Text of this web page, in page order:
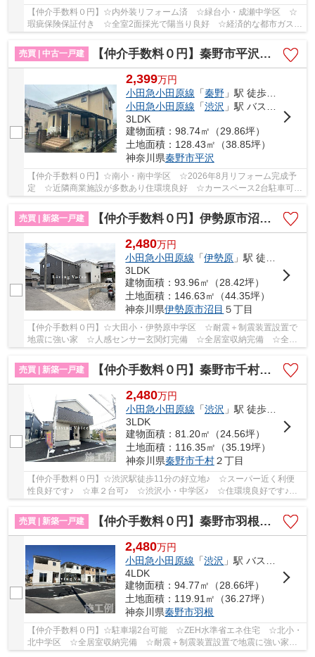
【仲介手数料０円】☆内外装リフォーム済 ☆緑台小・成瀬中学区 ☆
瑕疵保険保証付き ☆全室2面採光で陽当り良好 ☆経済的な都市ガス設
備 ☆平坦地で暮らしやすい住環境 ☆収納豊富な間...
売買 | 中古一戸建
【仲介手数料０円】秦野市平沢 中古一戸建て
2,399万円
小田急小田原線 「秦野」駅 徒歩26分
小田急小田原線 「渋沢 」駅 バス10分 「保健福祉センター前（秦野市）」 停歩5分
3LDK
建物面積：98.74㎡（29.86坪）
土地面積：128.43㎡（38.85坪）
神奈川県秦野市平沢
【仲介手数料０円】☆南小・南中学区 ☆2026年8月リフォーム完成予
定 ☆近隣商業施設が多数あり住環境良好 ☆カースペース2台駐車可能
売買 | 新築一戸建
【仲介手数料０円】伊勢原市沼目第26 新築一戸建て 全2棟
2,480万円
小田急小田原線 「伊勢原 」駅 徒歩25分
3LDK
建物面積：93.96㎡（28.42坪）
土地面積：146.63㎡（44.35坪）
神奈川県伊勢原市沼目 ５丁目
【仲介手数料０円】☆大田小・伊勢原中学区 ☆耐震＋制震装置設置で
地震に強い家 ☆人感センサー玄関灯完備 ☆全居室収納完備 ☆全棟
売買 | 新築一戸建
【仲介手数料０円】秦野市千村第13 新築一戸建て 全3棟
2,480万円
小田急小田原線 「渋沢 」駅 徒歩11分
3LDK
建物面積：81.20㎡（24.56坪）
土地面積：116.35㎡（35.19坪）
神奈川県秦野市千村２丁目
【仲介手数料０円】☆渋沢駅徒歩11分の好立地♪ ☆スーパー近く利便
性良好です♪ ☆車２台可♪ ☆渋沢小・中学区♪ ☆住環境良好です♪
売買 | 新築一戸建
【仲介手数料０円】秦野市羽根第1 新築一戸建て 全3棟
2,480万円
小田急小田原線 「渋沢 」駅 バス22分 「羽根入口」 停歩9分
4LDK
建物面積：94.77㎡（28.66坪）
土地面積：119.91㎡（36.27坪）
神奈川県秦野市羽根
【仲介手数料０円】☆駐車場2台可能 ☆ZEH水準省エネ住宅 ☆北小・
北中学区 ☆全居室収納完備 ☆耐震＋制震装置設置で地震に強い家